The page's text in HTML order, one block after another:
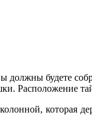
должны будете
Расположение
которая